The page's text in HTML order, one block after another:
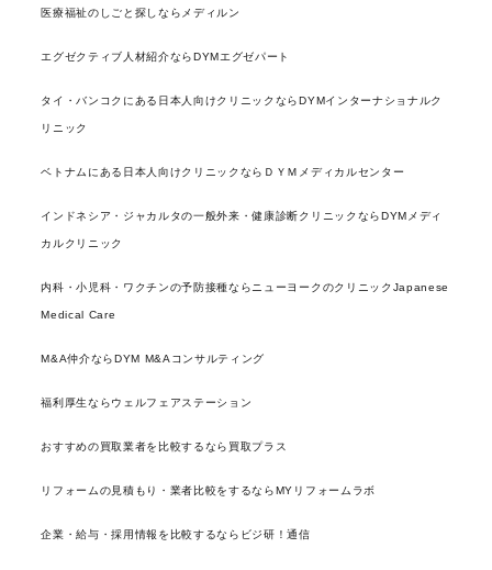
医療福祉のしごと探しならメディルン
エグゼクティブ人材紹介ならDYMエグゼパート
タイ・バンコクにある日本人向けクリニックならDYMインターナショナルク
リニック
ベトナムにある日本人向けクリニックならＤＹＭメディカルセンター
インドネシア・ジャカルタの一般外来・健康診断クリニックならDYMメディ
カルクリニック
内科・小児科・ワクチンの予防接種ならニューヨークのクリニックJapanese
Medical Care
M&A仲介ならDYM M&Aコンサルティング
福利厚生ならウェルフェアステーション
おすすめの買取業者を比較するなら買取プラス
リフォームの見積もり・業者比較をするならMYリフォームラボ
企業・給与・採用情報を比較するならビジ研！通信